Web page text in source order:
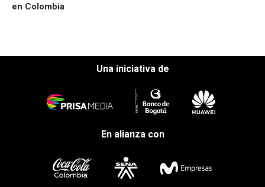
en Colombia
Una iniciativa de
En alianza con